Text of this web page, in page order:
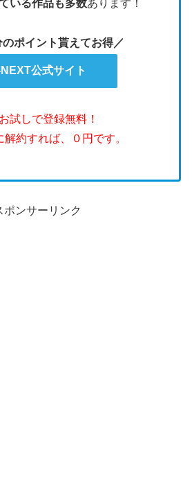
いる作品も多数あります！
のポイント貰えてお得／
公式サイト
試しで登録無料！
約すれば、０円です。
ポンサーリンク